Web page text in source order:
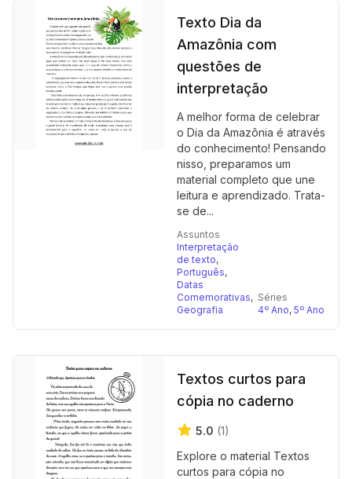
Texto Dia da
Amazônia com
questões de
interpretação
A melhor forma de celebrar
o Dia da Amazônia é através
do conhecimento! Pensando
nisso, preparamos um
material completo que une
leitura e aprendizado. Trata-
se de...
Assuntos
Interpretação
de texto,
Português,
Datas
Comemorativas,
Geografia
Séries
4º Ano, 5º Ano
Textos curtos para
cópia no caderno
5.0 (1)
Explore o material Textos
curtos para cópia no